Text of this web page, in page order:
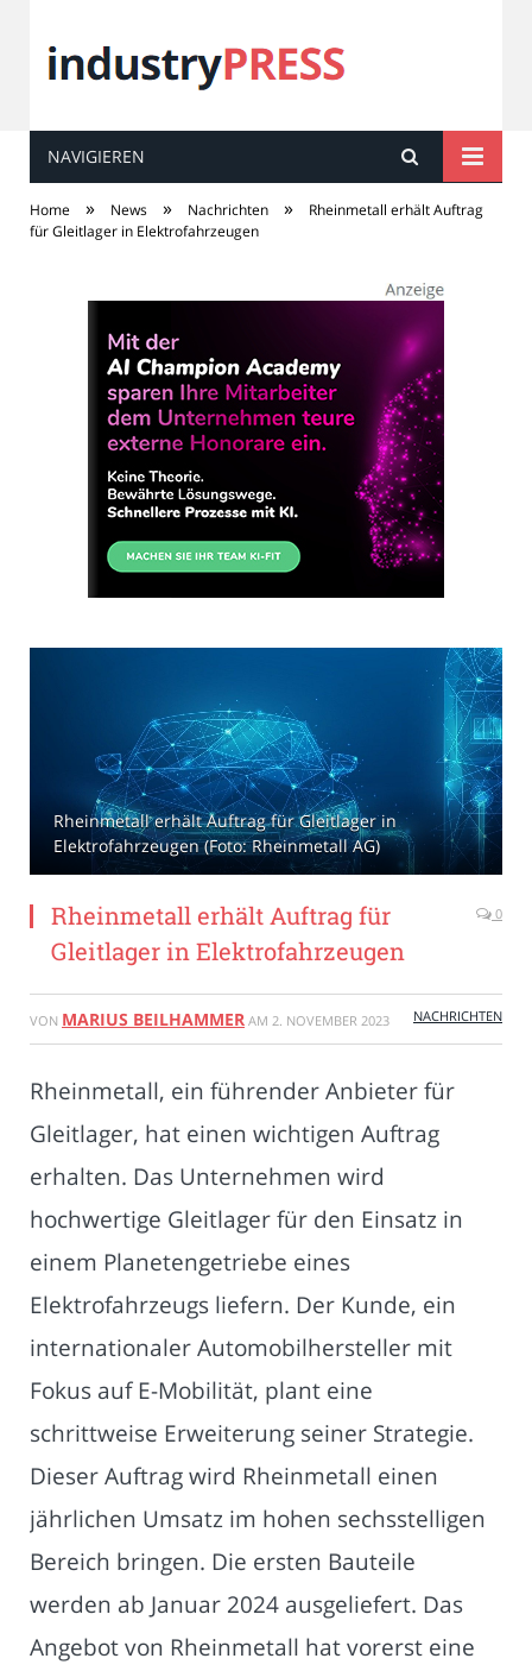
industryPRESS
NAVIGIEREN
Home » News » Nachrichten »
Rheinmetall erhält Auftrag
für Gleitlager in Elektrofahrzeugen
Rheinmetall erhält Auftrag für Gleitlager in
Elektrofahrzeugen (Foto: Rheinmetall AG)
Rheinmetall erhält Auftrag für
Gleitlager in Elektrofahrzeugen
0
VON MARIUS BEILHAMMER AM 2. NOVEMBER 2023 NACHRICHTEN
Rheinmetall, ein führender Anbieter für
Gleitlager, hat einen wichtigen Auftrag
erhalten. Das Unternehmen wird
hochwertige Gleitlager für den Einsatz in
einem Planetengetriebe eines
Elektrofahrzeugs liefern. Der Kunde, ein
internationaler Automobilhersteller mit
Fokus auf E-Mobilität, plant eine
schrittweise Erweiterung seiner Strategie.
Dieser Auftrag wird Rheinmetall einen
jährlichen Umsatz im hohen sechsstelligen
Bereich bringen. Die ersten Bauteile
werden ab Januar 2024 ausgeliefert. Das
Angebot von Rheinmetall hat vorerst eine